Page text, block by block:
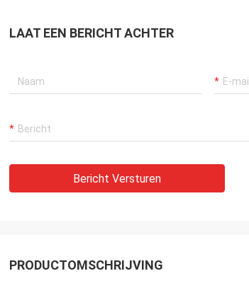
LAAT EEN BERICHT ACHTER
Bericht Versturen
PRODUCTOMSCHRIJVING